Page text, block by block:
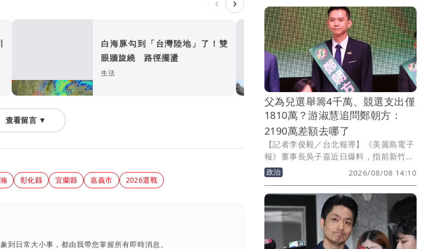
白海豚勾到「台灣陸地」了！雙
眼牆旋繞 路徑擺盪
生活
高級酸！慈濟爆世紀大
「AIT妙發1文」 他笑：真
會
政治
查看留言 ▼
彰化縣 宜蘭縣 嘉義市 2026選戰
到日常大小事，都由我帶您掌握所有即時消息。
不太會大轉彎，整體風雨浪以今（8）、
明（9）兩天最為明顯，並以明日白天距
離最接近台灣。最新風雨預測指出，日全
台共計有7縣市已達停班課標準，至於是
否放假得以各縣市政府評估決策為準。
父為兒選舉籌4千萬、競選支出僅
1810萬？游淑慧追問鄭朝方：
2190萬差額去哪了
【記者李俊毅／台北報導】《美麗島電子
報》董事長吳子嘉近日爆料，指前新竹縣
長鄭永金2016年間，為兒子鄭朝方投入
2018年新竹縣長選舉，向友人借款4000
萬元未還。國民黨台北市議員游淑慧今在
臉書質疑，若相關爆料屬實，這筆資金不
只是私人借貸問題，更牽涉政治獻金與競
選支出申報，鄭朝方不能僅以「不予置
評」回應。
政治 2026/08/08 14:10